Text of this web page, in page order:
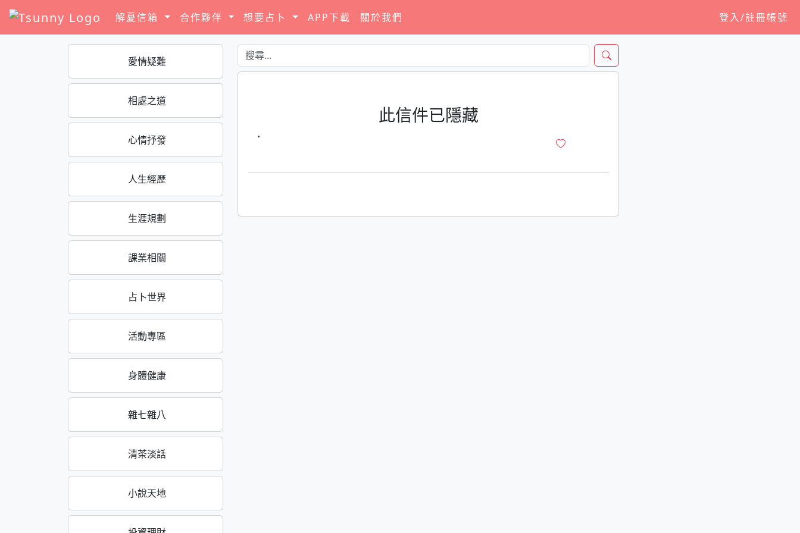
解憂信箱 合作夥伴 想要占卜 APP下載 關於我們 登入/註冊帳號
愛情疑難
相處之道
心情抒發
人生經歷
生涯規劃
課業相關
占卜世界
活動專區
身體健康
雜七雜八
清茶淡話
小說天地
此信件已隱藏
·